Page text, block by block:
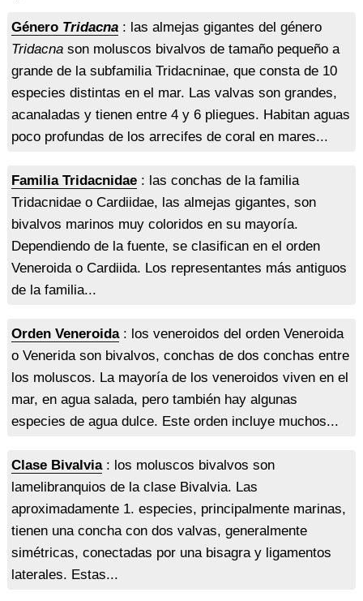
Género Tridacna: las almejas gigantes del género
Tridacnason moluscos bivalvos de tamaño pequeño a
grande de la subfamilia Tridacninae, que consta de 10
especies distintas en el mar. Las valvas son grandes,
acanaladas y tienen entre 4 y 6 pliegues. Habitan aguas
poco profundas de los arrecifes de coral en mares...
Familia Tridacnidae: las conchas de la familia
Tridacnidae o Cardiidae, las almejas gigantes, son
bivalvos marinos muy coloridos en su mayoría.
Dependiendo de la fuente, se clasifican en el orden
Veneroida o Cardiida. Los representantes más antiguos
de la familia...
Orden Veneroida: los veneroidos del orden Veneroida
o Venerida son bivalvos, conchas de dos conchas entre
los moluscos. La mayoría de los veneroidos viven en el
mar, en agua salada, pero también hay algunas
especies de agua dulce. Este orden incluye muchos...
Clase Bivalvia: los moluscos bivalvos son
lamelibranquios de la clase Bivalvia. Las
aproximadamente 1. especies, principalmente marinas,
tienen una concha con dos valvas, generalmente
simétricas, conectadas por una bisagra y ligamentos
laterales. Estas...